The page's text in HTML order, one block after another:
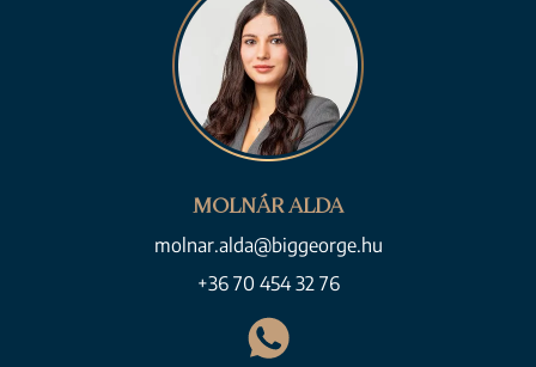
MOLNÁR ALDA
molnar.alda@biggeorge.hu
+36 70 454 32 76